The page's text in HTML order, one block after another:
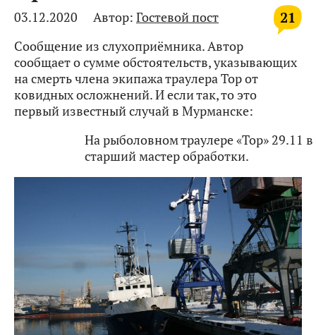
21
03.12.2020 Автор: Гостевой пост
Сообщение из слухоприёмника. Автор
сообщает о сумме обстоятельств, указывающих
на смерть члена экипажа траулера Тор от
ковидных осложнений. И если так, то это
первый известный случай в Мурманске:
На рыболовном траулере «Тор» 29.11
старший мастер обработки.